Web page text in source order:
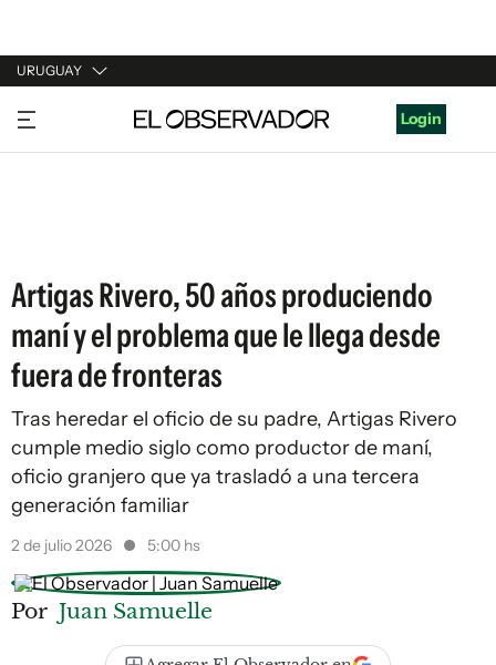
URUGUAY
URUGUAY
ARGENTINA
Login
Artigas Rivero, 50 años produciendo
maní y el problema que le llega desde
fuera de fronteras
Tras heredar el oficio de su padre, Artigas Rivero
cumple medio siglo como productor de maní,
oficio granjero que ya trasladó a una tercera
generación familiar
2 de julio 2026 5:00 hs
Por Juan Samuelle